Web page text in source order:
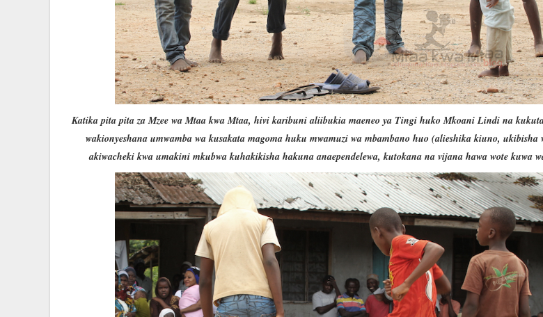
Katika pita pita za Mzee wa Mtaa kwa Mtaa, hivi karibuni aliibukia maeneo ya Tingi huko Mkoani Lindi na
wakionyeshana umwamba wa kusakata magoma huku mwamuzi wa mbambano huo (alieshika kiuno, ukibisha
akiwacheki kwa umakini mkubwa kuhakikisha hakuna anaependelewa, kutokana na vijana hawa wote kuwa